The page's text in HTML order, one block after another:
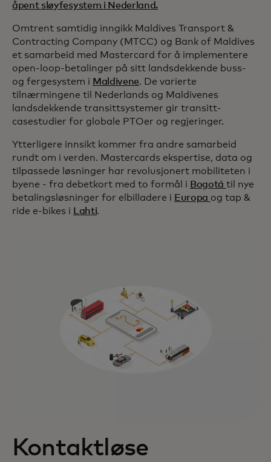
åpent sløyfesystem i Nederland.
Omtrent samtidig inngikk Maldives Transport &
Contracting Company (MTCC) og Bank of Maldives
et samarbeid med Mastercard for å implementere
open-loop-betalinger på sitt landsdekkende buss-
og fergesystem i Maldivene. De varierte
tilnærmingene til Nederlands og Maldivenes
landsdekkende transittsystemer gir transitt-
casestudier for globale PTOer og regjeringer.
Ytterligere innsikt kommer fra andre samarbeid
rundt om i verden. Mastercards ekspertise, data og
tilpassede løsninger har revolusjonert mobiliteten i
byene - fra debetkort med to formål i Bogotá til nye
betalingsløsninger for elbilladere i Europa og tap &
ride e-bikes i Lahti.
Kontaktløse